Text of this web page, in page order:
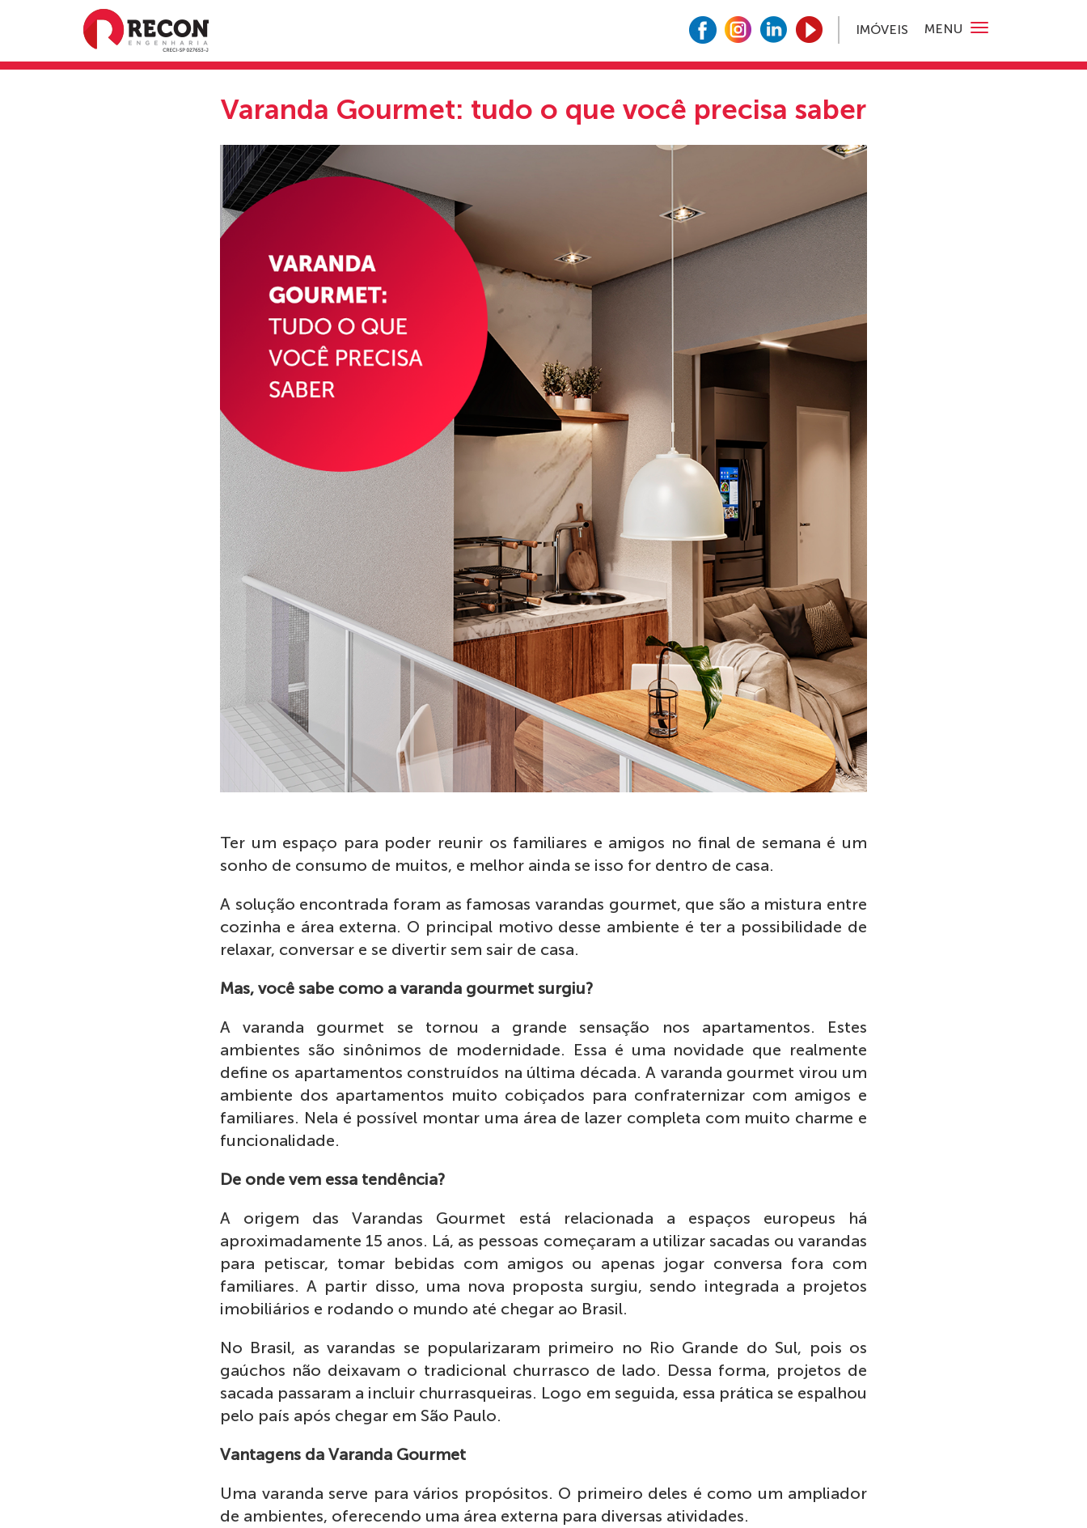
MENU
IMÓVEIS
Varanda Gourmet: tudo o que você precisa saber
Ter um espaço para poder reunir os familiares e amigos no final de semana é um
sonho de consumo de muitos, e melhor ainda se isso for dentro de casa.
A solução encontrada foram as famosas varandas gourmet, que são a mistura entre
cozinha e área externa. O principal motivo desse ambiente é ter a possibilidade de
relaxar, conversar e se divertir sem sair de casa.
Mas, você sabe como a varanda gourmet surgiu?
A varanda gourmet se tornou a grande sensação nos apartamentos. Estes
ambientes são sinônimos de modernidade. Essa é uma novidade que realmente
define os apartamentos construídos na última década. A varanda gourmet virou um
ambiente dos apartamentos muito cobiçados para confraternizar com amigos e
familiares. Nela é possível montar uma área de lazer completa com muito charme e
funcionalidade.
De onde vem essa tendência?
A origem das Varandas Gourmet está relacionada a espaços europeus há
aproximadamente 15 anos. Lá, as pessoas começaram a utilizar sacadas ou varandas
para petiscar, tomar bebidas com amigos ou apenas jogar conversa fora com
familiares. A partir disso, uma nova proposta surgiu, sendo integrada a projetos
imobiliários e rodando o mundo até chegar ao Brasil.
No Brasil, as varandas se popularizaram primeiro no Rio Grande do Sul, pois os
gaúchos não deixavam o tradicional churrasco de lado. Dessa forma, projetos de
sacada passaram a incluir churrasqueiras. Logo em seguida, essa prática se espalhou
pelo país após chegar em São Paulo.
Vantagens da Varanda Gourmet
Uma varanda serve para vários propósitos. O primeiro deles é como um ampliador
de ambientes, oferecendo uma área externa para diversas atividades.